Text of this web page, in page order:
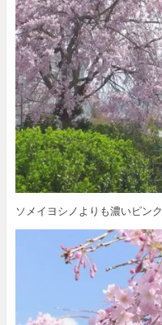
ソメイヨシノよりも濃いピンク